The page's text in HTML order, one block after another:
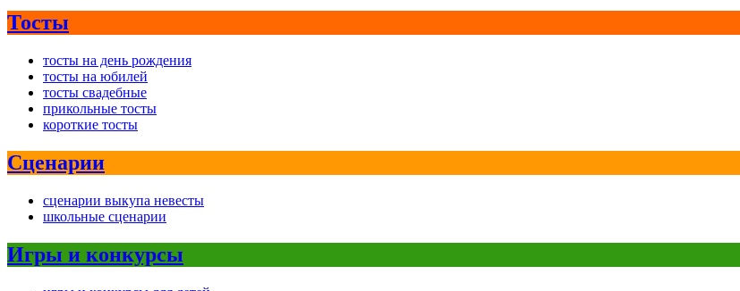
Тосты
тосты на день рождения
тосты на юбилей
тосты свадебные
прикольные тосты
короткие тосты
Сценарии
сценарии выкупа невесты
школьные сценарии
Игры и конкурсы